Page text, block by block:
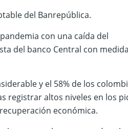
del Banrepública.
con una caída del
del banco Central con
y el 58% de los
registrar altos niveles en los
económica.